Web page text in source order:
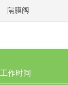
隔膜阀
工作时间